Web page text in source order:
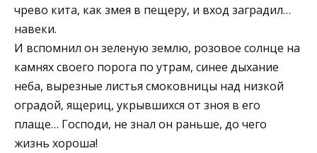
чрево кита, как змея в пещеру, и вход заградил…
навеки.
И вспомнил он зеленую землю, розовое солнце на
камнях своего порога по утрам, синее дыхание
неба, вырезные листья смоковницы над низкой
оградой, ящериц, укрывшихся от зноя в его
плаще… Господи, не знал он раньше, до чего
жизнь хороша!